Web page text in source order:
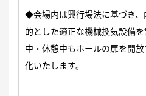
◆会場内は興行場法に基づき、
的とした適正な機械換気設備
中・休憩中もホールの扉を開
化いたします。